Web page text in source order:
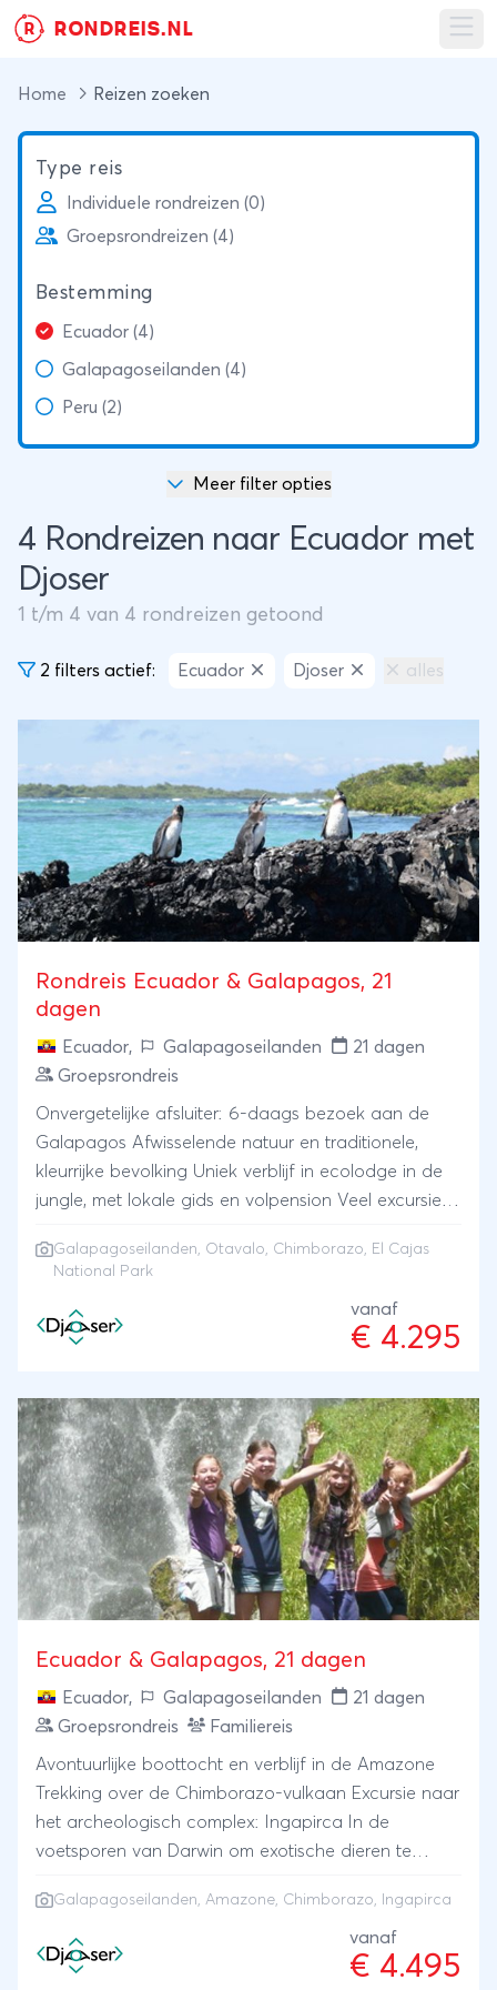
R RONDREIS.NL
Home Reizen zoeken
Type reis
Individuele rondreizen (0)
Groepsrondreizen (4)
Bestemming
Ecuador (4)
Galapagoseilanden (4)
Peru (2)
Meer filter opties
4 Rondreizen naar Ecuador met
Djoser
1 t/m 4 van 4 rondreizen getoond
2 filters actief: Ecuador Djoser alles
Rondreis Ecuador & Galapagos, 21
dagen
Ecuador, Galapagoseilanden
21 dagen
Groepsrondreis
Onvergetelijke afsluiter: 6-daags bezoek aan de
Galapagos Afwisselende natuur en traditionele,
kleurrijke bevolking Uniek verblijf in ecolodge in de
jungle, met lokale gids en volpension Veel excursies,
Otavalo
Galapagoseilanden, Otavalo, Chimborazo, El Cajas
National Park
vanaf
€ 4.295
Ecuador & Galapagos, 21 dagen
Ecuador, Galapagoseilanden
21 dagen
Groepsrondreis
Familiereis
Avontuurlijke boottocht en verblijf in de Amazone
Trekking over de Chimborazo-vulkaan Excursie naar
het archeologisch complex: Ingapirca In de
voetsporen van Darwin om exotische dieren te
Galapagoseilanden, Amazone, Chimborazo, Ingapirca
vanaf
€ 4.495